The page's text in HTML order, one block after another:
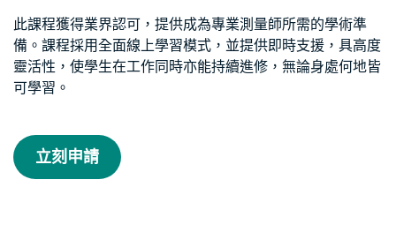
此課程獲得業界認可，提供成為專業測量師所需的學術準
備。課程採用全面線上學習模式，並提供即時支援，具高度
靈活性，使學生在工作同時亦能持續進修，無論身處何地皆
可學習。
立刻申請